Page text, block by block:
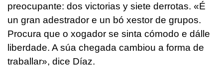
preocupante: dos victorias y siete derrotas. «É
un gran adestrador e un bó xestor de grupos.
Procura que o xogador se sinta cómodo e dálle
liberdade. A súa chegada cambiou a forma de
traballar», dice Díaz.